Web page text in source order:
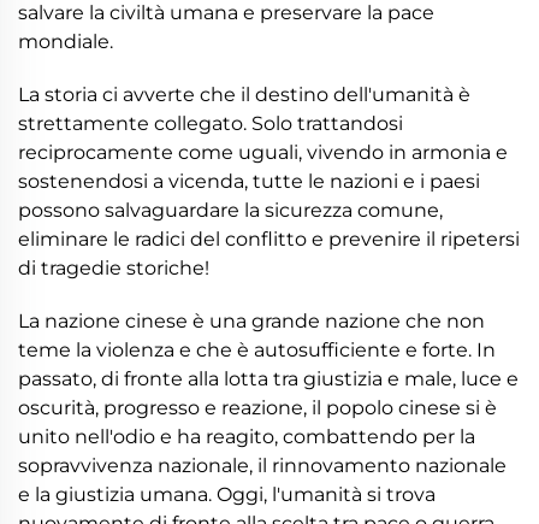
salvare la civiltà umana e preservare la pace
mondiale.
La storia ci avverte che il destino dell'umanità è
strettamente collegato. Solo trattandosi
reciprocamente come uguali, vivendo in armonia e
sostenendosi a vicenda, tutte le nazioni e i paesi
possono salvaguardare la sicurezza comune,
eliminare le radici del conflitto e prevenire il ripetersi
di tragedie storiche!
La nazione cinese è una grande nazione che non
teme la violenza e che è autosufficiente e forte. In
passato, di fronte alla lotta tra giustizia e male, luce e
oscurità, progresso e reazione, il popolo cinese si è
unito nell'odio e ha reagito, combattendo per la
sopravvivenza nazionale, il rinnovamento nazionale
e la giustizia umana. Oggi, l'umanità si trova